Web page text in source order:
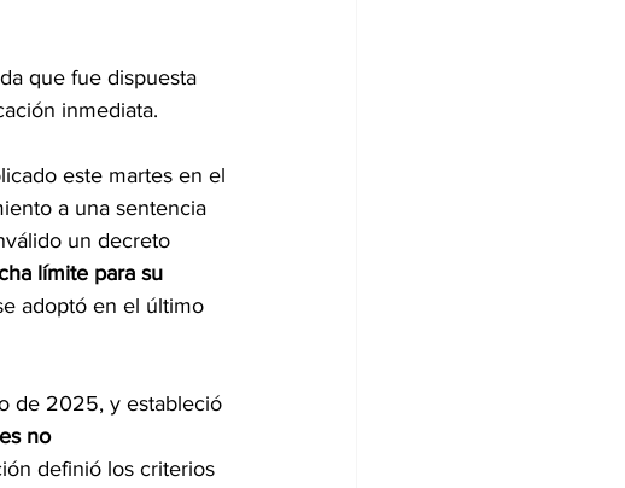
que fue dispuesta
inmediata.
este martes en el
a una sentencia
un decreto
límite para su
adoptó en el último
de 2025, y estableció
no
definió los criterios